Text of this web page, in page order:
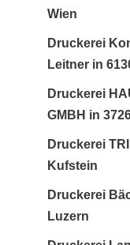
Wien
Druckerei
Leitner in
Druckerei
GMBH in
Druckerei
Kufstein
Druckerei
Luzern